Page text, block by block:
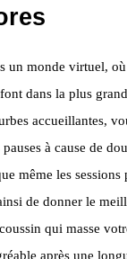
un monde virtuel,
dans la plus
accueillantes,
à cause de
même les sessions
de donner le
qui masse
après une